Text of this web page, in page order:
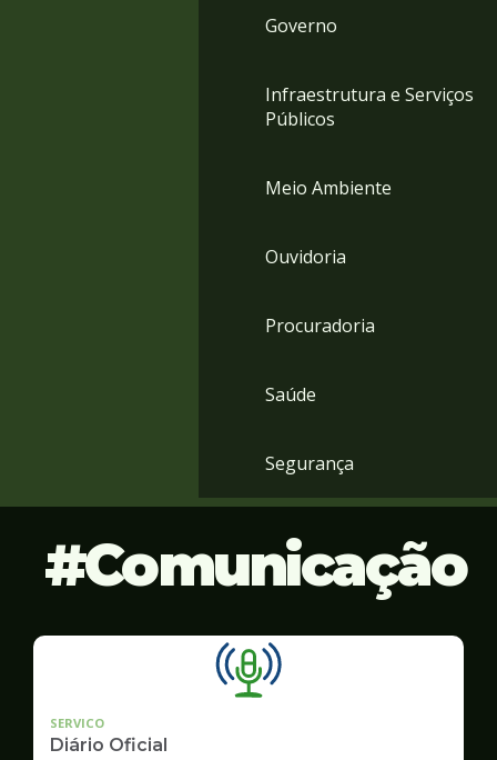
Governo
Infraestrutura e Serviços
Públicos
Meio Ambiente
Ouvidoria
Procuradoria
Saúde
Segurança
Comunicação
SERVICO
Diário Oficial